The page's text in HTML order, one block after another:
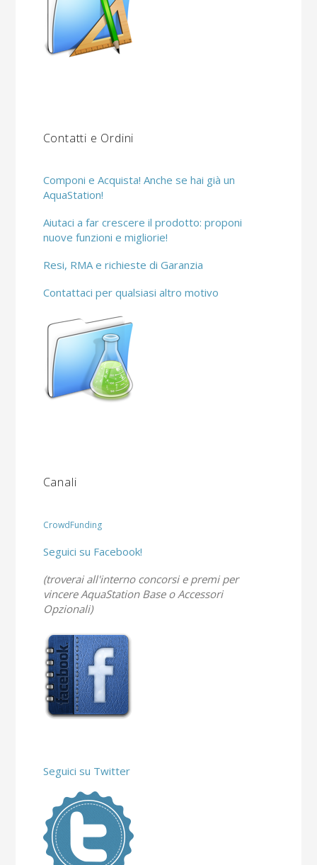
Contatti e Ordini
Componi e Acquista! Anche se hai già un
AquaStation!
Aiutaci a far crescere il prodotto: proponi
nuove funzioni e migliorie!
Resi, RMA e richieste di Garanzia
Contattaci per qualsiasi altro motivo
Canali
CrowdFunding
Seguici su Facebook!
(troverai all'interno concorsi e premi per
vincere AquaStation Base o Accessori
Opzionali)
Seguici su Twitter